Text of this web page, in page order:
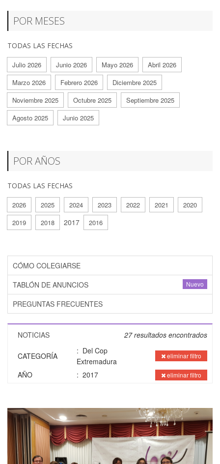
POR MESES
TODAS LAS FECHAS
Julio 2026 Junio 2026 Mayo 2026
Abril 2026
Marzo 2026
Febrero 2026
Diciembre 2025
Noviembre 2025
Octubre 2025
Septiembre 2025
Agosto 2025
Junio 2025
POR AÑOS
TODAS LAS FECHAS
2026 2025 2024 2023 2022 2021
2020
2019
2018 2017 2016
CÓMO COLEGIARSE
Nuevo
TABLÓN DE ANUNCIOS
PREGUNTAS FRECUENTES
NOTICIAS 27resultados encontrados
CATEGORÍA
: Del Cop
Extremadura
eliminar filtro
AÑO : 2017 eliminar filtro